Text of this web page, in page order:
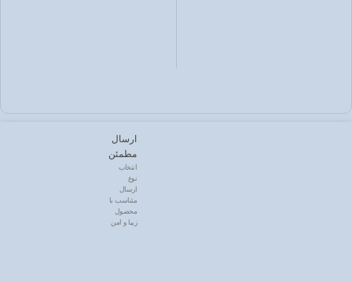
ارسال
مطمئن
انتخاب
نوع
ارسال
متناسب با
محصول
زیبا و امن